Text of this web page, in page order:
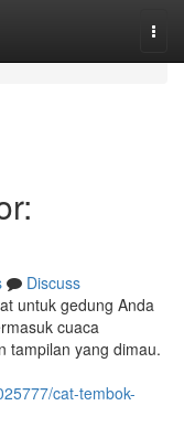
Discuss
untuk gedung Anda
cuaca
tampilan yang dimau.
cat-tembok-